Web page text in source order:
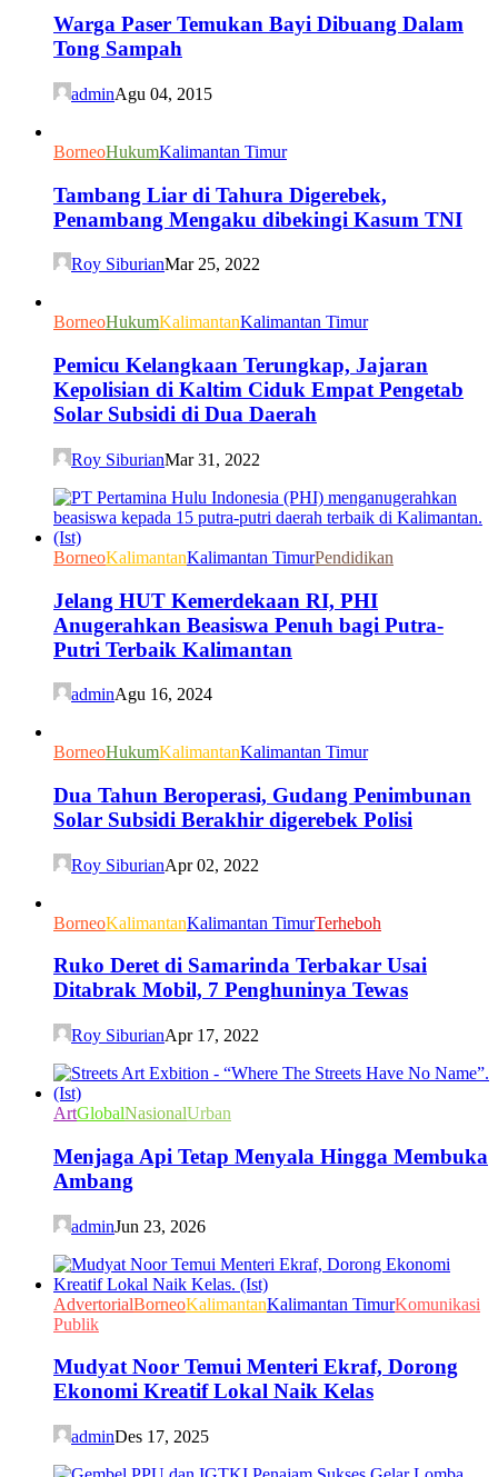
Warga Paser Temukan Bayi Dibuang Dalam
Tong Sampah
adminAgu 04, 2015
BorneoHukumKalimantan Timur
Tambang Liar di Tahura Digerebek,
Penambang Mengaku dibekingi Kasum TNI
Roy SiburianMar 25, 2022
BorneoHukumKalimantanKalimantan Timur
Pemicu Kelangkaan Terungkap, Jajaran
Kepolisian di Kaltim Ciduk Empat Pengetab
Solar Subsidi di Dua Daerah
Roy SiburianMar 31, 2022
BorneoKalimantanKalimantan TimurPendidikan
Jelang HUT Kemerdekaan RI, PHI
Anugerahkan Beasiswa Penuh bagi Putra-
Putri Terbaik Kalimantan
adminAgu 16, 2024
BorneoHukumKalimantanKalimantan Timur
Dua Tahun Beroperasi, Gudang Penimbunan
Solar Subsidi Berakhir digerebek Polisi
Roy SiburianApr 02, 2022
BorneoKalimantanKalimantan TimurTerheboh
Ruko Deret di Samarinda Terbakar Usai
Ditabrak Mobil, 7 Penghuninya Tewas
Roy SiburianApr 17, 2022
ArtGlobalNasionalUrban
Menjaga Api Tetap Menyala Hingga Membuka
Ambang
adminJun 23, 2026
AdvertorialBorneoKalimantanKalimantan TimurKomunikasi
Publik
Mudyat Noor Temui Menteri Ekraf, Dorong
Ekonomi Kreatif Lokal Naik Kelas
adminDes 17, 2025